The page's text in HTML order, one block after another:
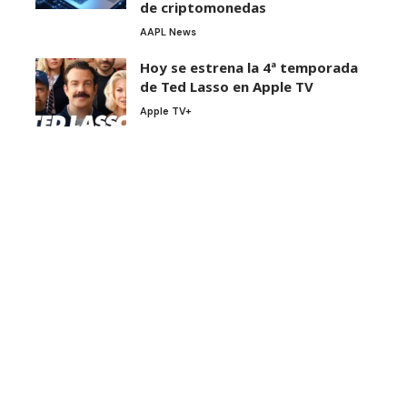
de criptomonedas
AAPL News
Hoy se estrena la 4ª temporada
de Ted Lasso en Apple TV
Apple TV+